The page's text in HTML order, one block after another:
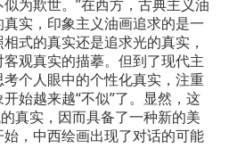
为欺世。”在西方，古典主义油
实，印象主义油画追求的是一
式的真实还是追求光的真实，
观真实的描摹。但到了现代主
个人眼中的个性化真实，注重
始越来越“不似”了。显然，这
真实，因而具备了一种新的美
，中西绘画出现了对话的可能